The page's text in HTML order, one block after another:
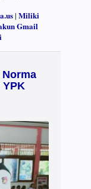
| Miliki
Gmail
YPK